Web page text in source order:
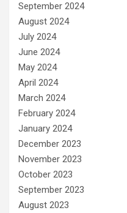
September 2024
August 2024
July 2024
June 2024
May 2024
April 2024
March 2024
February 2024
January 2024
December 2023
November 2023
October 2023
September 2023
August 2023